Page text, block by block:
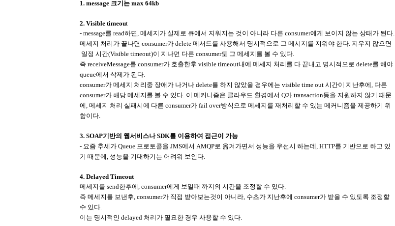
1. message 크기는 max 64kb
2. Visible timeout
- message를 read하면, 메세지가 실제로 큐에서 지워지는 것이 아니라 다른 consumer에게 보이지 않는 상태가 된다.
메세지 처리가 끝나면 consumer가 delete 메서드를 사용해서 명시적으로 그 메시지를 지워야 한다. 지우지 않으면
일정 시간(Visible timeout)이 지나면 다른 consumer도 그 메세지를 볼 수 있다.
즉 receiveMessage를 consumer가 호출한후 visible timeout내에 메세지 처리를 다 끝내고 명시적으로 delete를 해야
queue에서 삭제가 된다.
consumer가 메세지 처리중 장애가 나거나 delete를 하지 않았을 경우에는 visible time out 시간이 지난후에, 다른
consumer가 해당 메세지를 볼 수 있다. 이 메커니즘은 클라우드 환경에서 Q가 transaction등을 지원하지 않기 때문
에, 메세지 처리 실패시에 다른 consumer가 fail over방식으로 메세지를 재처리할 수 있는 메커니즘을 제공하기 위
함이다.
3. SOAP기반의 웹서비스나 SDK를 이용하여 접근이 가능
- 요즘 추세가 Queue 프로토콜을 JMS에서 AMQP로 옮겨가면서 성능을 우선시 하는데, HTTP를 기반으로 하고 있
기 때문에, 성능을 기대하기는 어려워 보인다.
4. Delayed Timeout
메세지를 send한후에, consumer에게 보일때 까지의 시간을 조정할 수 있다.
즉 메세지를 보낸후, consumer가 직접 받아보는것이 아니라, 수초가 지난후에 consumer가 받을 수 있도록 조정할
수 있다.
이는 명시적인 delayed 처리가 필요한 경우 사용할 수 있다.